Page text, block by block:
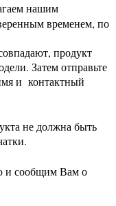
нашим
временем, по
продукт
Затем отправьте
и контактный
не должна быть
и сообщим Вам о